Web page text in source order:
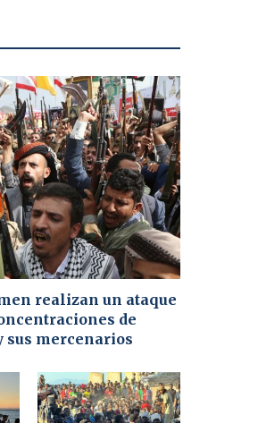
realizan un ataque
de
sus mercenarios